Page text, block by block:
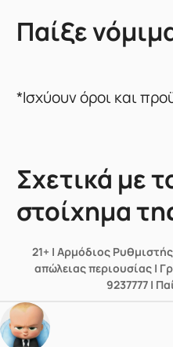
Παίξε
*Ισχύουν όροι και
Σχετικά με
στοίχημα
21+ | Αρμόδιος
απώλειας περιουσίας |
9237777 |